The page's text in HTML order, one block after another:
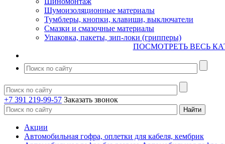
Шумоизоляционные материалы
Тумблеры, кнопки, клавиши, выключатели
Смазки и смазочные материалы
Упаковка, пакеты, зип-локи (грипперы)
ПОСМОТРЕТЬ ВЕСЬ
+7 391 219-99-57 Заказать звонок
Акции
Автомобильная гофра, оплетки для кабеля, кембрик